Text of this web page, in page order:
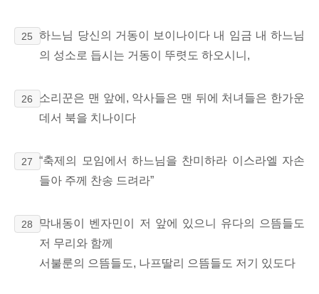
25
하느님 당신의 거동이 보이나이다 내 임금 내 하느님
의 성소로 듭시는 거동이 뚜렷도 하오시니,
26
소리꾼은 맨 앞에, 악사들은 맨 뒤에 처녀들은 한가운
데서 북을 치나이다
27
“축제의 모임에서 하느님을 찬미하라 이스라엘 자손
들아 주께 찬송 드려라”
28
막내동이 벤자민이 저 앞에 있으니 유다의 으뜸들도
저 무리와 함께
서불룬의 으뜸들도, 나프딸리 으뜸들도 저기 있도다